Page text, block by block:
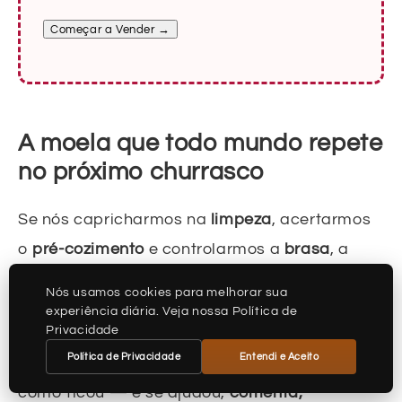
Começar a Vender →
A moela que todo mundo repete
no próximo churrasco
Se nós capricharmos na limpeza, acertarmos
o pré-cozimento e controlarmos a brasa, a
espetinho de rua.
Testa hoje e depois volta aqui para contar
como ficou — e se ajudou,comenta,
Nós usamos cookies para melhorar sua
experiência diária. Veja nossa Política de
Privacidade
Política de Privacidade Entendi e Aceito